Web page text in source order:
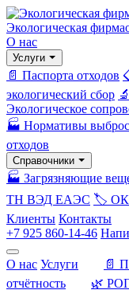
Экологическая фирма
О нас
Услуги
📄 Паспорта отходов
экологический сбор
Экологическое
🏭 Нормативы
отходов
Справочники
🏭 Загрязняющие
ТН ВЭД ЕАЭС 🏷️
Клиенты Контакты
+7 925 860-14-46
О нас Услуги 📄
отчётность
🌿